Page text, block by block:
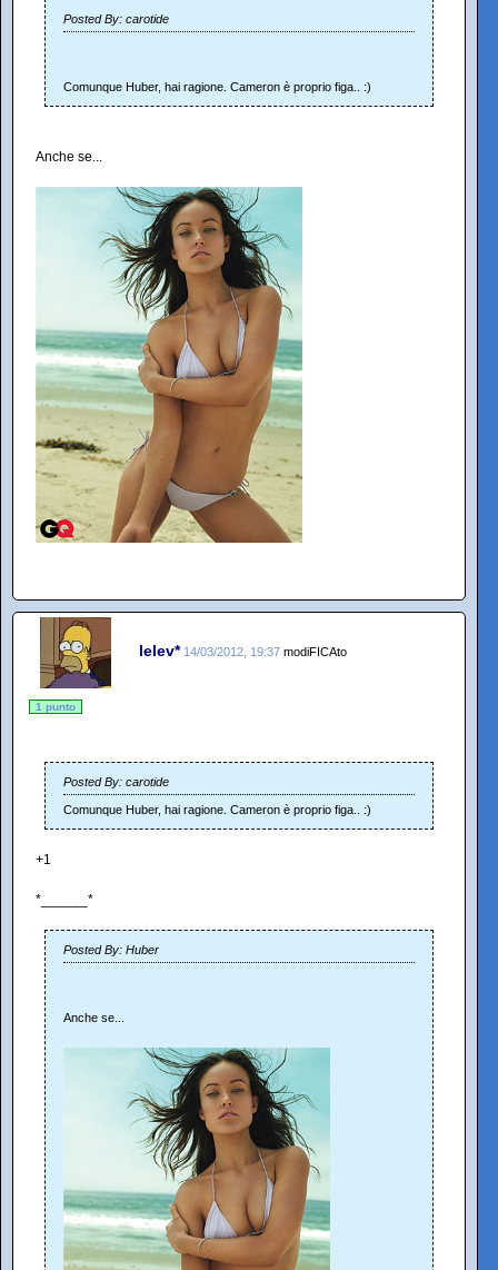
Posted By: carotide
Comunque Huber, hai ragione. Cameron è proprio figa.. :)
Anche se...
lelev* 14/03/2012, 19:37 modiFICAto
1 punto
Posted By: carotide
Comunque Huber, hai ragione. Cameron è proprio figa.. :)
+1
*______*
Posted By: Huber
Anche se...